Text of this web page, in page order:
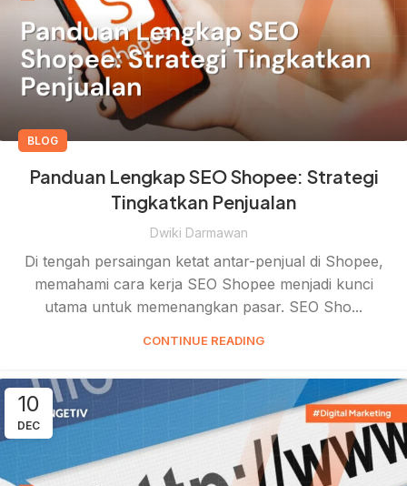
BLOG
Panduan Lengkap SEO Shopee: Strategi
Tingkatkan Penjualan
Dwiki Darmawan
Di tengah persaingan ketat antar-penjual di Shopee,
memahami cara kerja SEO Shopee menjadi kunci
utama untuk memenangkan pasar. SEO Sho...
CONTINUE READING
10
DEC